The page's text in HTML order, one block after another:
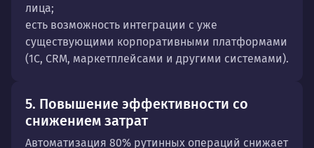
лица;
есть возможность интеграции с уже
существующими корпоративными платформами
(1С, CRM, маркетплейсами и другими системами).
5. Повышение эффективности со
снижением затрат
Автоматизация 80% рутинных операций снижает